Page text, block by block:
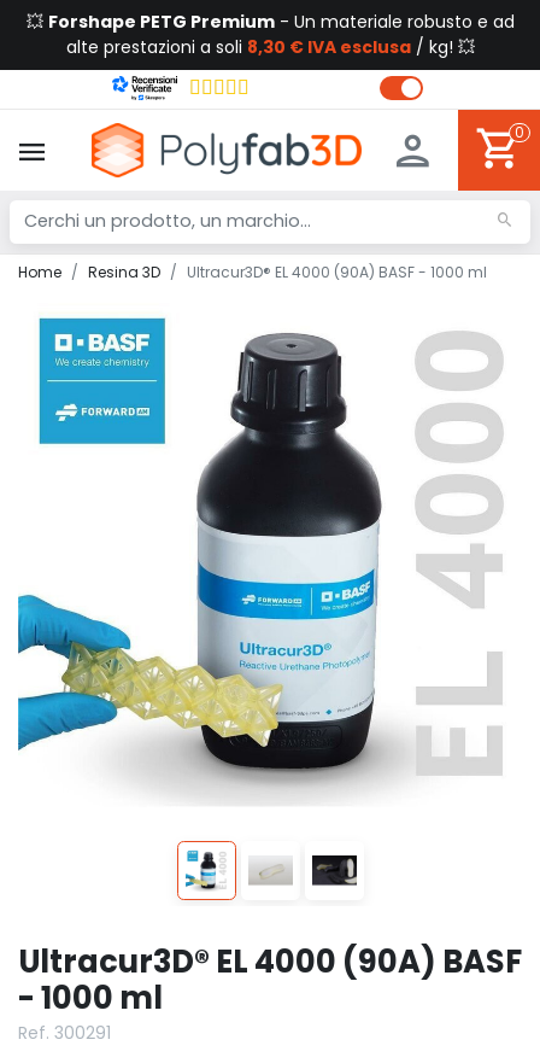
💥 Forshape PETG Premium- Un materiale robusto e ad
alte prestazioni a soli 8,30 € IVA esclusa/ kg! 💥
0
Home Resina 3D Ultracur3D® EL 4000 (90A) BASF - 1000 ml
Ultracur3D® EL 4000 (90A) BASF
- 1000 ml
Ref. 300291